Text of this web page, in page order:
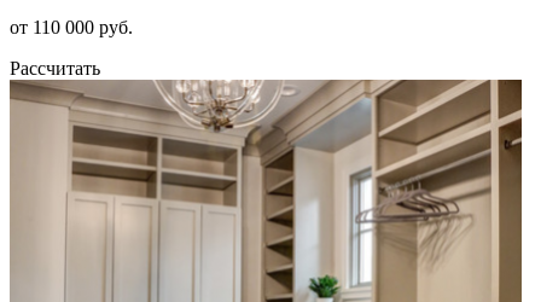
от 110 000 руб.
Рассчитать